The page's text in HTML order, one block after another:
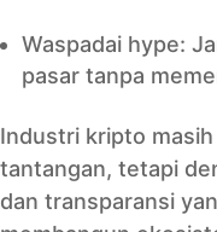
Waspadai hype:
pasar tanpa
Industri kripto
tantangan, tetapi
dan transparansi